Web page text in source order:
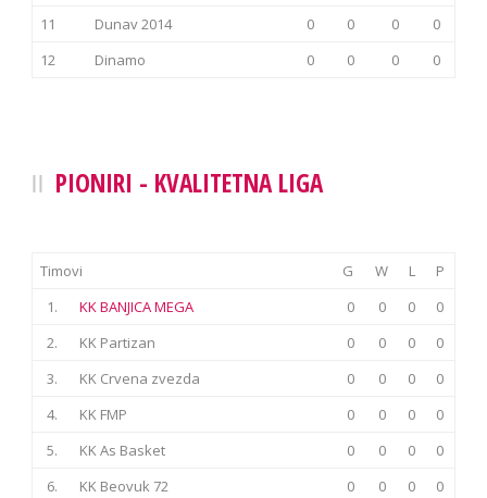
11
Dunav 2014 0 0 0
0
12
Dinamo 0 0 0 0
PIONIRI - KVALITETNA LIGA
Timovi G W L
P
1.
KK BANJICA MEGA 0 0 0
0
2.
KK Partizan 0 0 0
0
3.
KK Crvena zvezda 0 0 0
0
4.
KK FMP 0 0 0
0
5.
KK As Basket 0 0 0
0
6.
KK Beovuk 72 0 0 0
0